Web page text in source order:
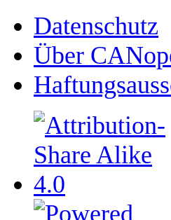
Datenschutz
Über